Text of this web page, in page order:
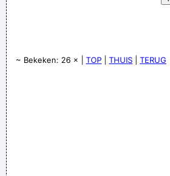
~ Bekeken: 26 × | TOP THUIS TERUG